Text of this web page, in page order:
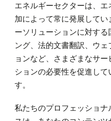
エネルギーセクターは、
加によって常に発展して
ーソリューションに対す
ング、法的文書翻訳、ウ
ョンなど、さまざまなサ
ションの必要性を促進し
す。
私たちのプロフェッショ